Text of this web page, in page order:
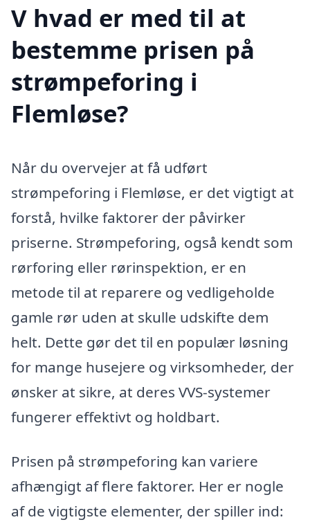
V hvad er med til at
bestemme prisen på
strømpeforing i
Flemløse?
Når du overvejer at få udført
strømpeforing i Flemløse, er det vigtigt at
forstå, hvilke faktorer der påvirker
priserne. Strømpeforing, også kendt som
rørforing eller rørinspektion, er en
metode til at reparere og vedligeholde
gamle rør uden at skulle udskifte dem
helt. Dette gør det til en populær løsning
for mange husejere og virksomheder, der
ønsker at sikre, at deres VVS-systemer
fungerer effektivt og holdbart.
Prisen på strømpeforing kan variere
afhængigt af flere faktorer. Her er nogle
af de vigtigste elementer, der spiller ind: